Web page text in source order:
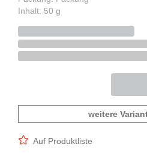
Inhalt: 50 g
weitere
Auf Produktliste